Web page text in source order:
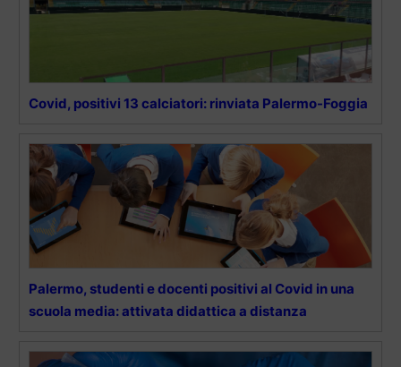
Covid, positivi 13 calciatori: rinviata Palermo-Foggia
Palermo, studenti e docenti positivi al Covid in una
scuola media: attivata didattica a distanza